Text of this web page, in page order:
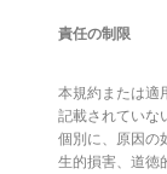
責任の制限
本規約または適
記載されていな
個別に、原因の
生的損害、道徳